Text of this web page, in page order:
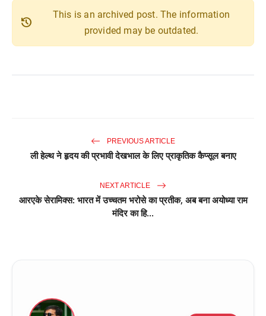
history
This is an archived post. The information
provided may be outdated.
PREVIOUS ARTICLE
ली हेल्थ ने हृदय की प्रभावी देखभाल के लिए प्राकृतिक कैप्सूल बनाए
NEXT ARTICLE
आरएके सेरामिक्स: भारत में उच्चतम भरोसे का प्रतीक, अब बना अयोध्या राम
मंदिर का हि...